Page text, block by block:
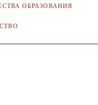
ОБРАЗОВАНИЯ